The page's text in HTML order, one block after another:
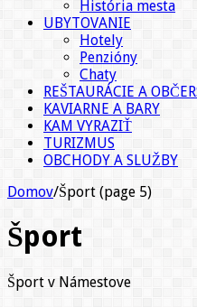
História mesta
UBYTOVANIE
Hotely
Penzióny
Chaty
REŠTAURÁCIE A
KAVIARNE A BARY
KAM VYRAZIŤ
TURIZMUS
OBCHODY A SLUŽBY
Domov/Šport (page 5)
Šport
Šport v Námestove